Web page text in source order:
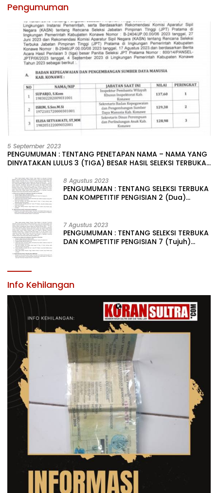
Pengumuman
5 September 2023
PENGUMUMAN : TENTANG PENETAPAN NAMA – NAMA YANG
DINYATAKAN LULUS 3 (TIGA) BESAR HASIL SELEKSI TERBUKA
LINGKUNGAN PEMERINTAH DAERAH KABUPATEN KONAWE
8 Agustus 2023
PENGUMUMAN : TENTANG SELEKSI TERBUKA
DAN KOMPETITIF PENGISIAN 2 (Dua)
KABUPATEN KONAWE
7 Agustus 2023
PENGUMUMAN : TENTANG SELEKSI TERBUKA
DAN KOMPETITIF PENGISIAN 7 (Tujuh)
Info Kehilangan